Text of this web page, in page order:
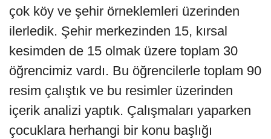
çok köy ve şehir örneklemleri üzerinden
ilerledik. Şehir merkezinden 15, kırsal
kesimden de 15 olmak üzere toplam 30
öğrencimiz vardı. Bu öğrencilerle toplam 90
resim çalıştık ve bu resimler üzerinden
içerik analizi yaptık. Çalışmaları yaparken
çocuklara herhangi bir konu başlığı